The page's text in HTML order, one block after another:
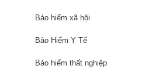
Bảo hiểm xã hội
Bảo Hiểm Y Tế
Bảo hiểm thất nghiệp